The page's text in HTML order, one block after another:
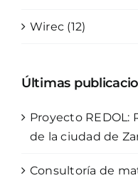
Wirec (12)
Últimas
Proyecto REDOL:
de la ciudad de
Consultoría de